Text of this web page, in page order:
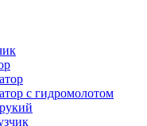
с гидромолотом